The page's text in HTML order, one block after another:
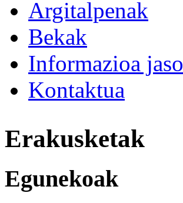
Argitalpenak
Bekak
Informazioa jaso
Kontaktua
Erakusketak
Egunekoak